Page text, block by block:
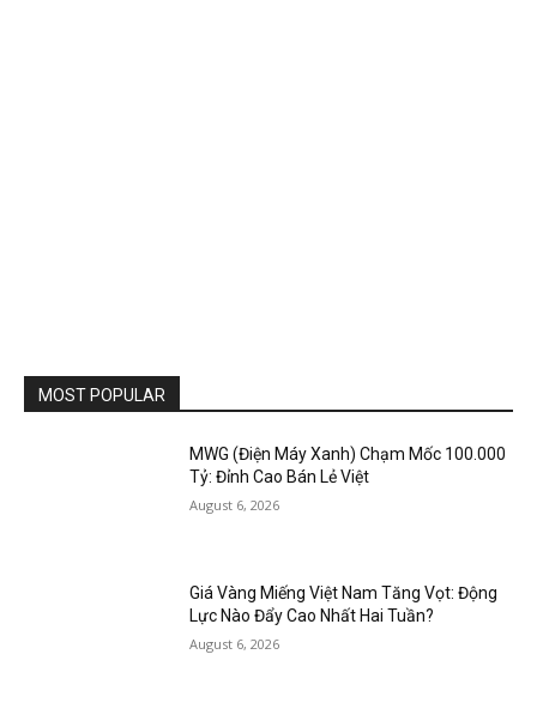
MOST POPULAR
MWG (Điện Máy Xanh) Chạm Mốc 100.000
Tỷ: Đỉnh Cao Bán Lẻ Việt
August 6, 2026
Giá Vàng Miếng Việt Nam Tăng Vọt: Động
Lực Nào Đẩy Cao Nhất Hai Tuần?
August 6, 2026